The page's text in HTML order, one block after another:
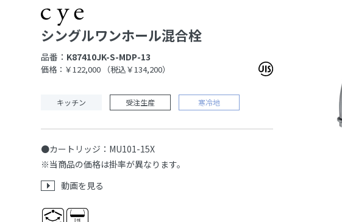
シングルワンホール混合栓
品番： K87410JK-S-MDP-13
価格：￥122,000 （税込￥134,200）
キッチン 受注生産 寒冷地
●カートリッジ：MU101-15X
※当商品の価格は掛率が異なります。
動画を見る